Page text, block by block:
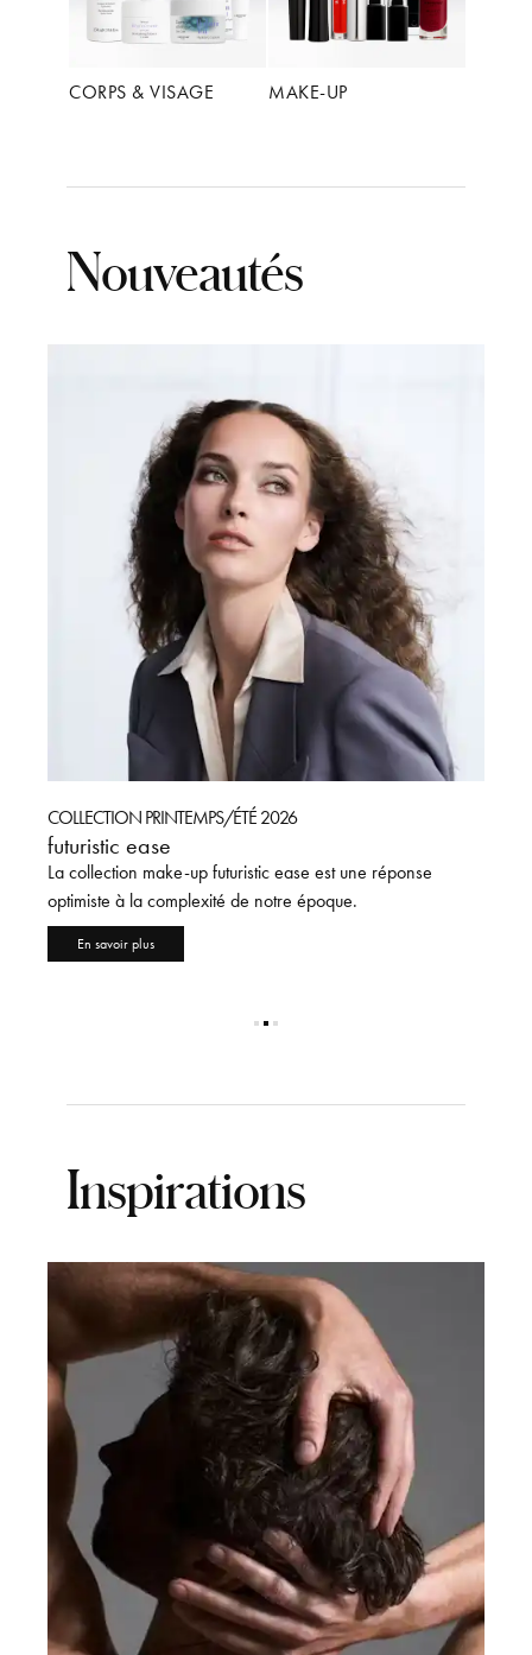
CORPS & VISAGE MAKE-UP
Nouveautés
COLLECTION PRINTEMPS/ÉTÉ 2026
futuristic ease
La collection make-up futuristic ease est une réponse
optimiste à la complexité de notre époque.
En savoir plus
Inspirations